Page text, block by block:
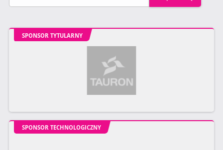
SPONSOR TYTULARNY
SPONSOR TECHNOLOGICZNY